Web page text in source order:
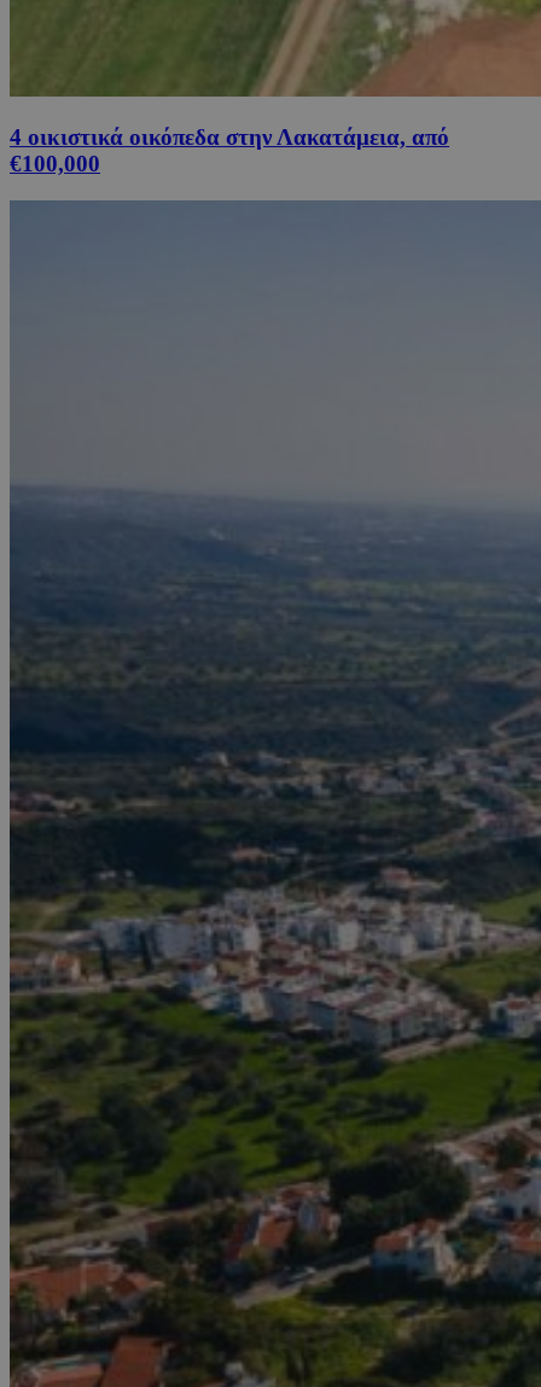
4 οικιστικά οικόπεδα στην Λακατάμεια, από
€100,000